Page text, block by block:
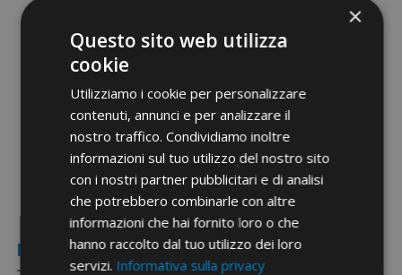
Documenti PDF
Referenze
×
Questo sito web utilizza
cookie
Utilizziamo i cookie per personalizzare
contenuti, annunci e per analizzare il
nostro traffico. Condividiamo inoltre
informazioni sul tuo utilizzo del nostro sito
con i nostri partner pubblicitari e di analisi
che potrebbero combinarle con altre
informazioni che hai fornito loro o che
hanno raccolto dal tuo utilizzo dei loro
servizi. Informativa sulla privacy